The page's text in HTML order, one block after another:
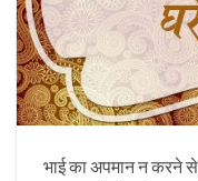
भाई का अपमान न करने